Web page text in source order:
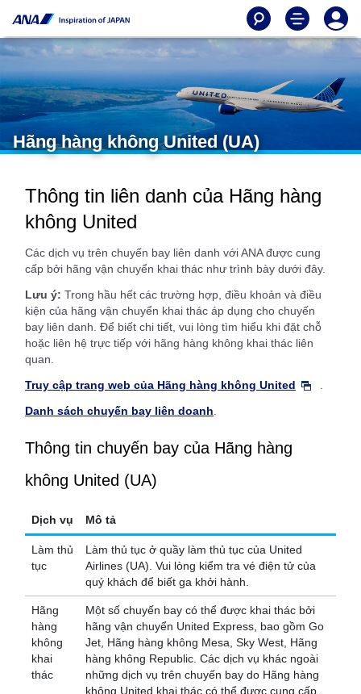
Hãng hàng không United (UA)
Thông tin liên danh của Hãng hàng
không United
Các dịch vụ trên chuyến bay liên danh với ANA được cung
cấp bởi hãng vận chuyển khai thác như trình bày dưới đây.
Lưu ý: Trong hầu hết các trường hợp, điều khoản và điều
kiện của hãng vận chuyển khai thác áp dụng cho chuyến
bay liên danh. Để biết chi tiết, vui lòng tìm hiểu khi đặt chỗ
hoặc liên hệ trực tiếp với hãng hàng không khai thác liên
quan.
Truy cập trang web của Hãng hàng không United
Danh sách chuyến bay liên doanh
Thông tin chuyến bay của Hãng hàng
không United (UA)
Dịch vụ Mô tả
Làm thủ
tục
Làm thủ tục ở quầy làm thủ tục của United
Airlines (UA). Vui lòng kiểm tra vé điện tử của
quý khách để biết ga khởi hành.
Hãng
hàng
không
khai
thác
Một số chuyến bay có thể được khai thác bởi
hãng vận chuyển United Express, bao gồm Go
Jet, Hãng hàng không Mesa, Sky West, Hãng
hàng không Republic. Các dịch vụ khác ngoài
những dịch vụ trên chuyến bay do Hãng hàng
không United khai thác có thể được cung cấp.